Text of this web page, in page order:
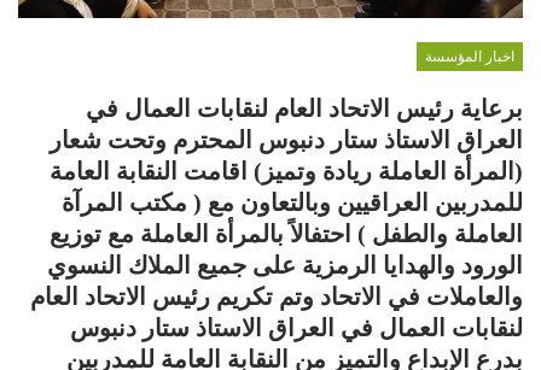
اخبار المؤسسة
برعاية رئيس الاتحاد العام لنقابات العمال في
العراق الاستاذ ستار دنبوس المحترم وتحت شعار
(المرأة العاملة ريادة وتميز) اقامت النقابة العامة
للمدربين العراقيين وبالتعاون مع ( مكتب المرآة
العاملة والطفل ) احتفالاً بالمرأة العاملة مع توزيع
الورود والهدايا الرمزية على جميع الملاك النسوي
والعاملات في الاتحاد وتم تكريم رئيس الاتحاد العام
لنقابات العمال في العراق الاستاذ ستار دنبوس
بدرع الإبداع والتميز من النقابة العامة للمدربين